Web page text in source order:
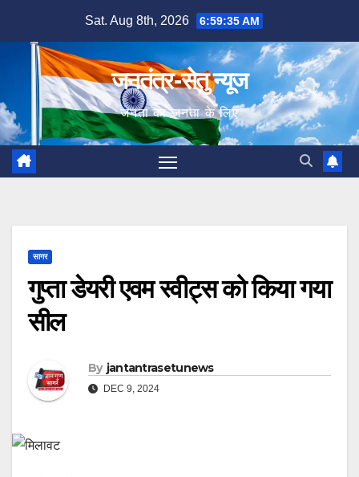
content
Sat. Aug 8th, 2026 6:59:36 AM
जनतंत्र-सेतु न्यूज
जनता का जनता के लिए
सागर
गुप्ता डेयरी एवम स्वीट्स को किया गया
सील
By jantantrasetunews
DEC 9, 2024